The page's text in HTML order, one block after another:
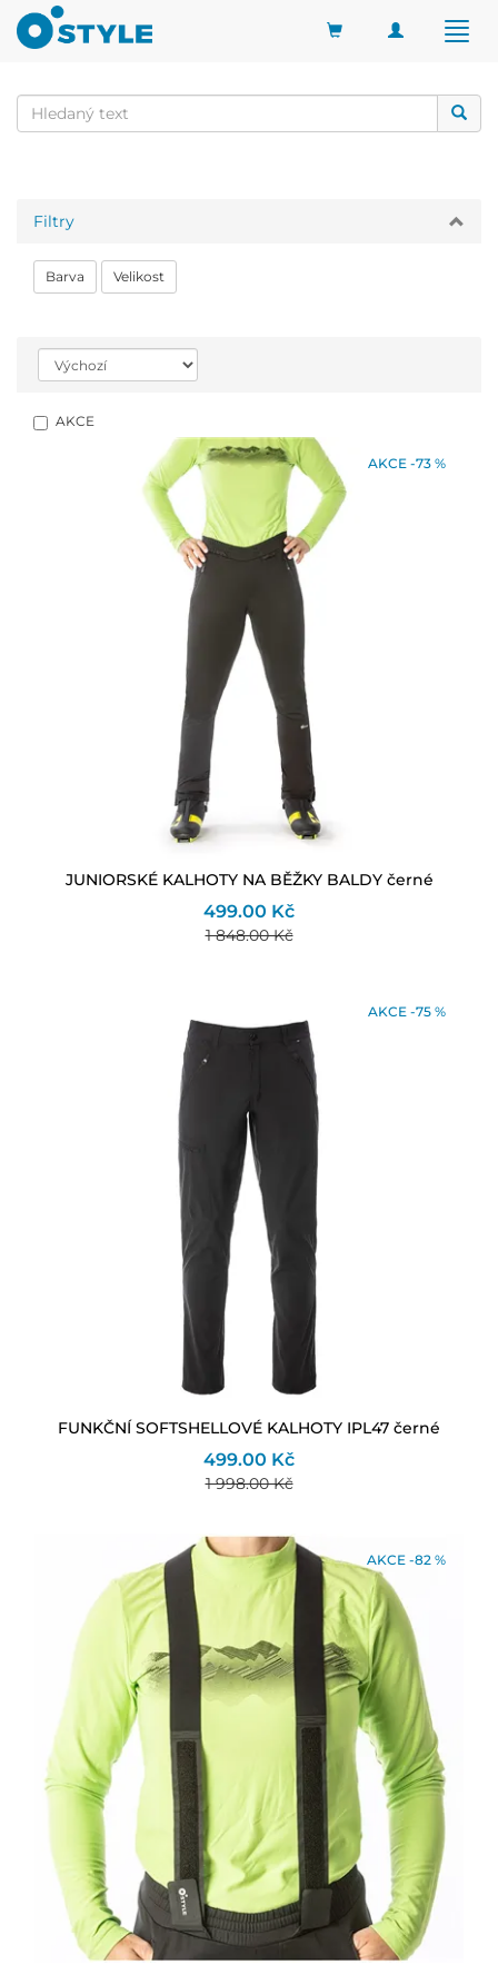
Toggle
Filtry
Barva Velikost
AKCE
AKCE -73 %
JUNIORSKÉ KALHOTY NA BĚŽKY BALDY černé
499.00 Kč
1 848.00 Kč
AKCE -75 %
FUNKČNÍ SOFTSHELLOVÉ KALHOTY IPL47 černé
499.00 Kč
1 998.00 Kč
AKCE -82 %